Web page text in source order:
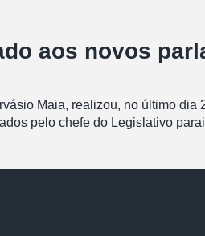
aos novos
Maia, realizou, no último
pelo chefe do Legislativo